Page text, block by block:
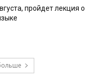
пройдет лекция о